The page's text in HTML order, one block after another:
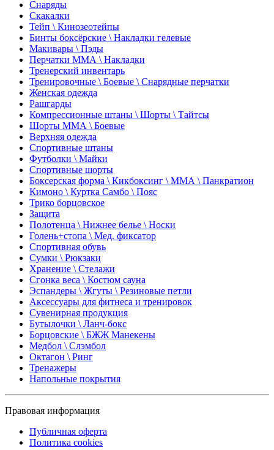
Снаряды
Скакалки
Тейп \ Кинозеотейпы
Бинты боксёрские \ Накладки гелевые
Макивары \ Пэды
Перчатки ММА \ Накладки
Тренерский инвентарь
Тренировочные \ Боевые \ Снарядные перчатки
Женская одежда
Рашгарды
Компрессионные штаны \ Шорты \ Тайтсы
Шорты ММА \ Боевые
Верхняя одежда
Спортивные штаны
Футболки \ Майки
Спортивные шорты
Боксерская форма \ Кикбоксинг \ ММА \ Панкратион
Кимоно \ Куртка Самбо \ Пояс
Трико борцовское
Защита
Полотенца \ Нижнее белье \ Носки
Голень+стопа \ Мед. фиксатор
Спортивная обувь
Сумки \ Рюкзаки
Хранение \ Стелажи
Сгонка веса \ Костюм сауна
Эспандеры \ Жгуты \ Резиновые петли
Аксессуары для фитнеса и тренировок
Сувенирная продукция
Бутылочки \ Ланч-бокс
Борцовские \ БЖЖ Манекены
Медбол \ Слэмбол
Октагон \ Ринг
Тренажеры
Напольные покрытия
Правовая информация
Публичная оферта
Политика cookies